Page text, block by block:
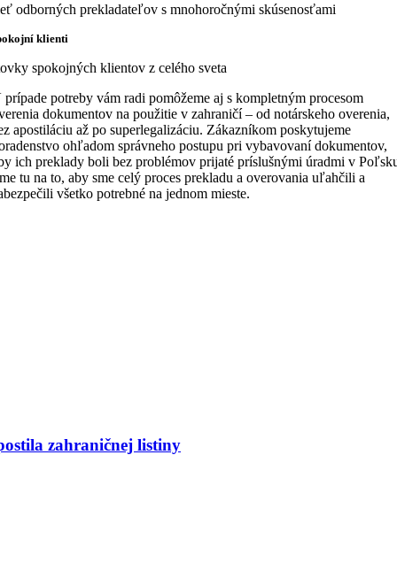
odborných prekladateľov s mnohoročnými skúsenosťami
klienti
spokojných klientov z celého sveta
prípade potreby vám radi pomôžeme aj s kompletným procesom
dokumentov na použitie v zahraničí – od notárskeho overenia,
apostiláciu až po superlegalizáciu. Zákazníkom poskytujeme
ohľadom správneho postupu pri vybavovaní dokumentov,
ich preklady boli bez problémov prijaté príslušnými úradmi v
tu na to, aby sme celý proces prekladu a overovania uľahčili a
všetko potrebné na jednom mieste.
zahraničnej listiny